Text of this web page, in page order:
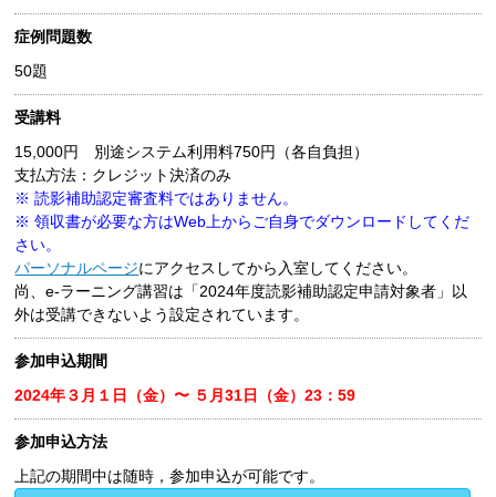
症例問題数
50題
受講料
15,000円 別途システム利用料750円（各自負担）
支払方法：クレジット決済のみ
※ 読影補助認定審査料ではありません。
※ 領収書が必要な方はWeb上からご自身でダウンロードしてくだ
さい。
パーソナルページにアクセスしてから入室してください。
尚、e-ラーニング講習は「2024年度読影補助認定申請対象者」以
外は受講できないよう設定されています。
参加申込期間
2024年３月１日（金）〜 ５月31日（金）23：59
参加申込方法
上記の期間中は随時，参加申込が可能です。